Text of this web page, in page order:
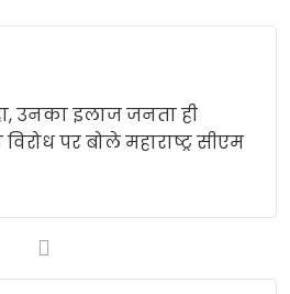
उनका इलाज जनता ही
पर बोले महाराष्ट्र सीएम